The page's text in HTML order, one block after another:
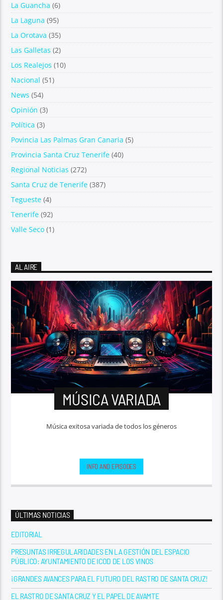
La Guancha (6)
La Laguna (95)
La Orotava (35)
Las Galletas (2)
Los Realejos (10)
Nacional (51)
News (54)
Opinión (3)
Política (3)
Povincia Las Palmas Gran Canaria (5)
Provincia Santa Cruz Tenerife (40)
Regional Noticias (272)
Santa Cruz de Tenerife (387)
Tegueste (4)
Tenerife (92)
Valle Seco (1)
AL AIRE
MÚSICA VARIADA
Música exitosa variada de todos los géneros
INFO AND EPISODES
ÚLTIMAS NOTICIAS
EDITORIAL
PRESUNTAS IRREGULARIDADES EN LA GESTIÓN DEL ESPACIO
PÚBLICO: AYUNTAMIENTO DE ICOD DE LOS VINOS
¡GRANDES AVANCES PARA EL FUTURO DEL RASTRO DE SANTA CRUZ!
EL RASTRO DE SANTA CRUZ Y EL PAPEL DE AVAMTE